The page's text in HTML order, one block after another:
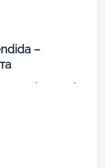
–
второй круизный
2018 году. Это
Основные его